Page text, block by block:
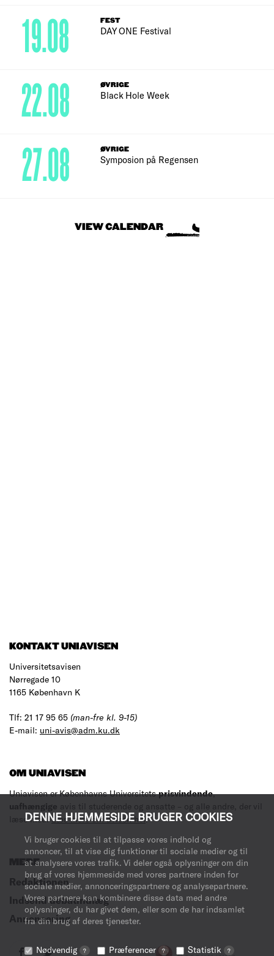
DENNE HJEMMESIDE BRUGER COOKIES
Vi bruger cookies til at tilpasse vores indhold og
annoncer, til at vise dig funktioner til sociale medier og til
at analysere vores trafik. Vi deler også oplysninger om din
brug af vores hjemmeside med vores partnere inden for
sociale medier, annonceringspartnere og analysepartnere.
Vores partnere kan kombinere disse data med andre
oplysninger, du har givet dem, eller som de har indsamlet
fra din brug af deres tjenester.
Nødvendig ? Præferencer ? Statistik ?
FEST
DAY ONE Festival
19.08
ØVRIGE
Black Hole Week
22.08
ØVRIGE
Symposion på Regensen
27.08
VIEW CALENDAR
KONTAKT UNIAVISEN
Universitetsavisen
Nørregade 10
1165 København K
Tlf: 21 17 95 65 (man-fre kl. 9-15)
E-mail: uni-avis@adm.ku.dk
OM UNIAVISEN
Uniavisen er Københavns Universitetsprisvindende,
uafhængige avis til studerende og ansatte – og alle andre, der vil
læse med.Læs mere om avisen her.
MERE
Redaktionen
Indsend debatindlæg
Annoncering